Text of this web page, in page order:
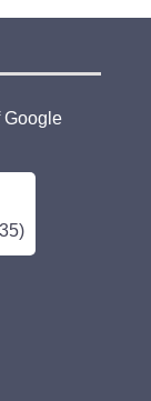
Google